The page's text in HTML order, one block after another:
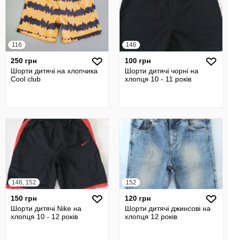
116
250 грн
Шорти дитячі на хлопчика
Cool club
146
100 грн
Шорти дитячі чорні на
хлопця 10 - 11 років
146, 152
150 грн
Шорти дитячі Nike на
хлопця 10 - 12 років
152
120 грн
Шорти дитячі джинсові на
хлопця 12 років